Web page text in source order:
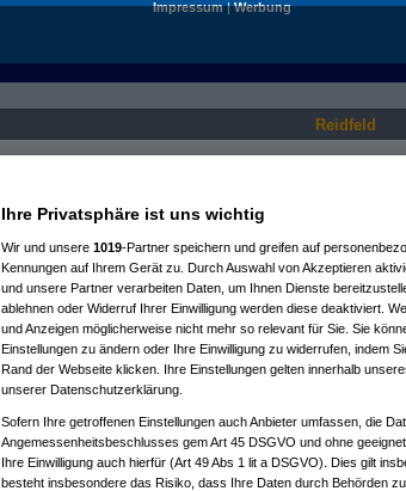
Impressum|Werbung
Reidfeld
Ihre Privatsphäre ist uns wichtig
Wir und unsere 1019-Partner speichern und greifen auf
Kennungen auf Ihrem Gerät zu. Durch Auswahl von Akzeptieren
und unsere Partner verarbeiten Daten, um Ihnen Dienste
ablehnen oder Widerruf Ihrer Einwilligung werden diese deaktiviert.
und Anzeigen möglicherweise nicht mehr so relevant für Sie. Sie
Einstellungen zu ändern oder Ihre Einwilligung zu widerrufen, indem
Rand der Webseite klicken. Ihre Einstellungen gelten innerhalb
unserer Datenschutzerklärung.
Sofern Ihre getroffenen Einstellungen auch Anbieter umfassen, die
Angemessenheitsbeschlusses gem Art 45 DSGVO und ohne
Ihre Einwilligung auch hierfür (Art 49 Abs 1 lit a DSGVO). Dies gilt
besteht insbesondere das Risiko, dass Ihre Daten durch Behörden